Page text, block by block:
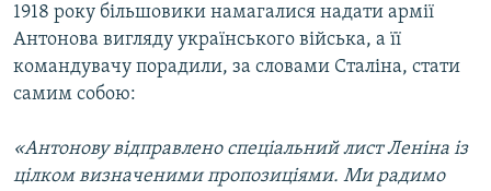
1918 року більшовики намагалися надати армії
Антонова вигляду українського війська, а її
командувачу порадили, за словами Сталіна, стати
самим собою:
«Антонову відправлено спеціальний лист Леніна із
цілком визначеними пропозиціями. Ми радимо